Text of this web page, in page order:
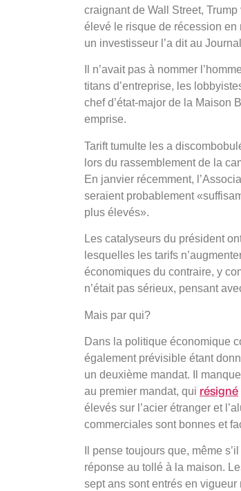
craignant de Wall Street,
élevé le risque de récession
un investisseur l’a dit au
Il n’avait pas à nommer
titans d’entreprise, les
chef d’état-major de la Maison
emprise.
Tarift tumulte les a
lors du rassemblement de la
En janvier récemment,
seraient probablement
plus élevés».
Les catalyseurs du président
lesquelles les tarifs
économiques du contraire, y
n’était pas sérieux, pensant
Mais par qui?
Dans la politique économique
également prévisible étant
un deuxième mandat. Il
au premier mandat, qui résigné
élevés sur l’acier étranger et
commerciales sont bonnes et
Il pense toujours que, même
réponse au tollé à la maison.
sept ans sont entrés en